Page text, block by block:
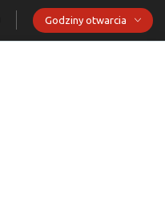
Godziny otwarcia